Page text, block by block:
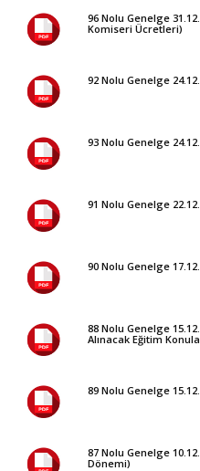
96 Nolu Genelge
Komiseri Ücretleri)
92 Nolu Genelge
93 Nolu Genelge
91 Nolu Genelge
90 Nolu Genelge
88 Nolu Genelge
Alınacak Eğitim
89 Nolu Genelge
87 Nolu Genelge
Dönemi)